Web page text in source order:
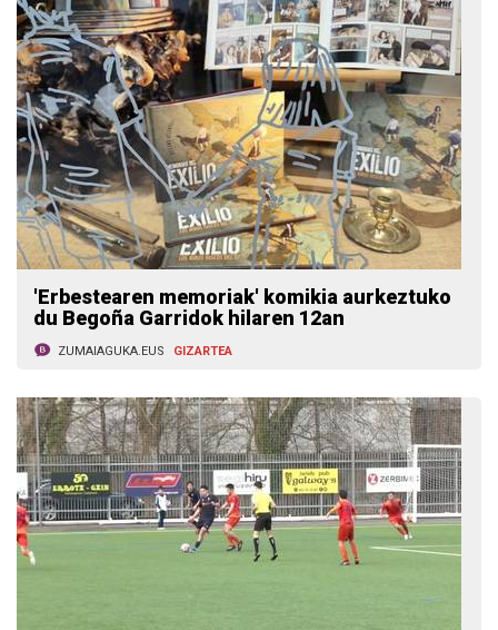
'Erbestearen memoriak' komikia aurkeztuko
du Begoña Garridok hilaren 12an
ZUMAIAGUKA.EUS GIZARTEA